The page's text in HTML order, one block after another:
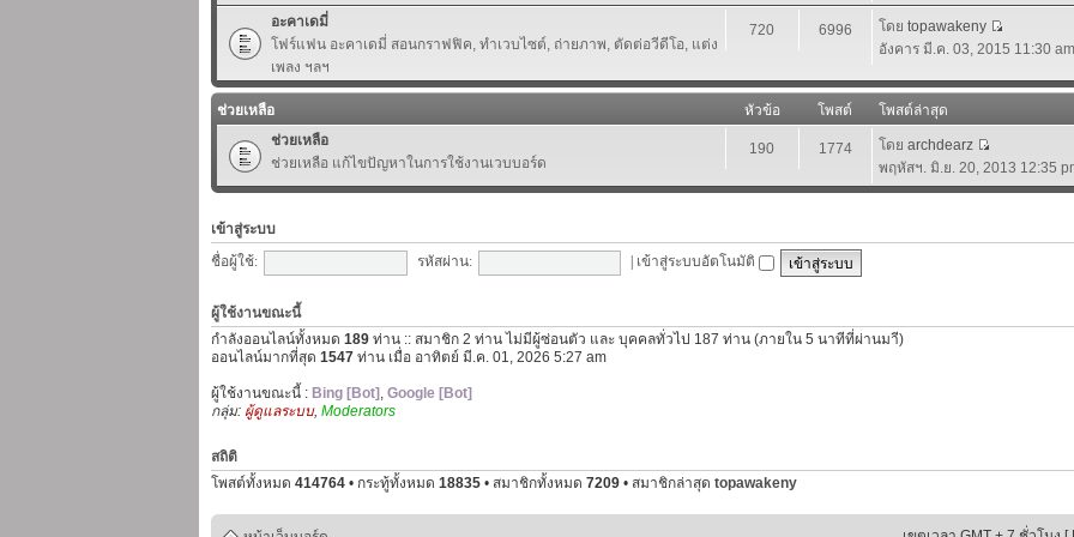
อะคาเดมี่
โฟร์แฟน อะคาเดมี่ สอนกราฟฟิค, ทำเวบไซต์, ถ่ายภาพ, ตัดต่อวีดีโอ, แต่ง
เพลง ฯลฯ
720 6996 โดย topawakeny
อังคาร มี.ค. 03, 2015 11:30 am
ช่วยเหลือ หัวข้อ โพสต์
โพสต์ล่าสุด
ช่วยเหลือ
ช่วยเหลือ แก้ไขปัญหาในการใช้งานเวบบอร์ด
190 1774 โดย archdearz
พฤหัสฯ. มิ.ย. 20, 2013 12:35
เข้าสู่ระบบ
ชื่อผู้ใช้:
รหัสผ่าน: เข้าสู่ระบบอัตโนมัติ
ผู้ใช้งานขณะนี้
กำลังออนไลน์ทั้งหมด 189 ท่าน :: สมาชิก 2 ท่าน ไม่มีผู้ซ่อนตัว และ บุคคลทั่วไป 187 ท่าน (ภายใน 5 นาทีที่ผ่านมาี)
ออนไลน์มากที่สุด 1547 ท่าน เมื่อ อาทิตย์ มี.ค. 01, 2026 5:27 am
ผู้ใช้งานขณะนี้ : Bing [Bot] , Google [Bot]
กลุ่ม: ผู้ดูแลระบบ, Moderators
สถิติ
โพสต์ทั้งหมด 414764 • กระทู้ทั้งหมด 18835 • สมาชิกทั้งหมด 7209 • สมาชิกล่าสุด topawakeny